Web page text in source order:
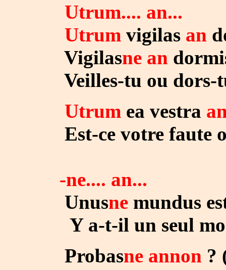
Utrum.... an...
Utrum vigilas an
Vigilasne an
Veilles-tu ou dors-
Utrum ea vestra
Est-ce votre faute
-ne.... an...
Unusne mundus
Y a-t-il un seul
Probasne annon ?